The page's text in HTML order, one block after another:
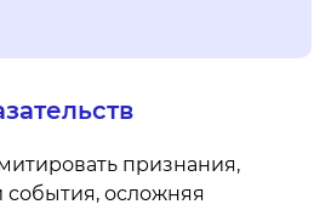
признания,
события, осложняя